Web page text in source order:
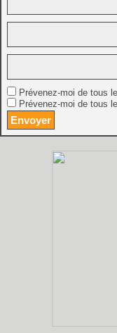
Prévenez-moi de tous
Prévenez-moi de tous